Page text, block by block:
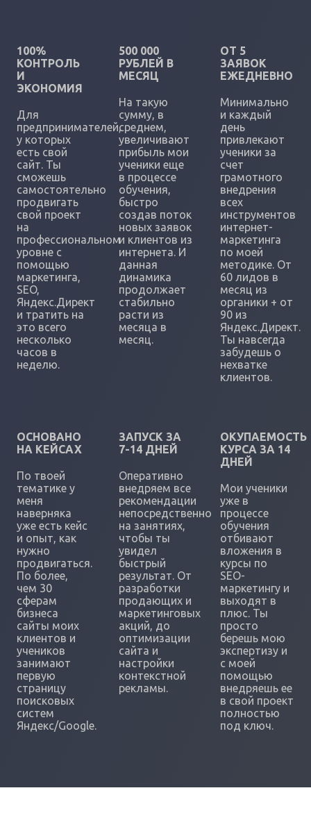
100%
КОНТРОЛЬ
И
ЭКОНОМИЯ
Для
предпринимателей,
у которых
есть свой
сайт. Ты
сможешь
самостоятельно
продвигать
свой проект
на
профессиональном
уровне с
помощью
маркетинга,
SEO,
Яндекс.Директ
и тратить на
это всего
несколько
часов в
неделю.
500 000
РУБЛЕЙ В
МЕСЯЦ
На такую
сумму, в
среднем,
увеличивают
прибыль мои
ученики еще
в процессе
обучения,
быстро
создав поток
новых заявок
и клиентов из
интернета. И
данная
динамика
продолжает
стабильно
расти из
месяца в
месяц.
ОТ 5
ЗАЯВОК
ЕЖЕДНЕВНО
Минимально
и каждый
день
привлекают
ученики за
счет
грамотного
внедрения
всех
инструментов
интернет-
маркетинга
по моей
методике. От
60 лидов в
месяц из
органики + от
90 из
Яндекс.Директ.
Ты навсегда
забудешь о
нехватке
клиентов.
ОСНОВАНО
НА КЕЙСАХ
По твоей
тематике у
меня
наверняка
уже есть кейс
и опыт, как
нужно
продвигаться.
По более,
чем 30
сферам
бизнеса
сайты моих
клиентов и
учеников
занимают
первую
страницу
поисковых
систем
Яндекс/Google.
ЗАПУСК ЗА
7-14 ДНЕЙ
Оперативно
внедряем все
рекомендации
непосредственно
на занятиях,
чтобы ты
увидел
быстрый
результат. От
разработки
продающих и
маркетинговых
акций, до
оптимизации
сайта и
настройки
контекстной
рекламы.
ОКУПАЕМОСТЬ
КУРСА ЗА 14
ДНЕЙ
Мои ученики
уже в
процессе
обучения
отбивают
вложения в
курсы по
SEO-
маркетингу и
выходят в
плюс. Ты
просто
берешь мою
экспертизу и
с моей
помощью
внедряешь ее
в свой проект
полностью
под ключ.